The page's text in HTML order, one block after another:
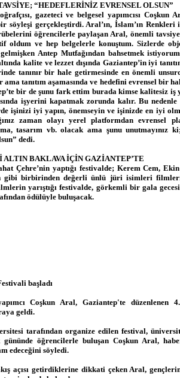
“HEDEFLERİNİZ EVRENSEL OLSUN”
gazeteci ve belgesel yapımcısı
söyleşi gerçekleştirdi. Aral’ın, İslam’ın
öğrencilerle paylaşan Aral, önemli
oldum ve hep belgelerle konuştum. Sizlerde
gelmişken Antep Mutfağından bahsetmek
kalite ve lezzet dışında Gaziantep’in iyi
tanınır bir hale getirmesinde en önemli
ama tanıtım aşamasında ve hedefini evrensel bir
bir de şunu fark ettim burada kimse kalitesiz
işyerini kapatmak zorunda kalır. Bu
işinizi iyi yapın, önemseyin ve işinizde en iyi
zaman olayı yerel platformdan evrensel
tasarım vb. olacak ama şunu
dedi.
BAKLAVA İÇİN GAZİANTEP’TE
Çehre’nin yaptığı festivalde; Kerem Cem,
gibi birbirinden değerli ünlü jüri isimleri
yarıştığı festivalde, görkemli bir gala
ödülüyle buluşacak.
başladı
Coşkun Aral, Gaziantep'te düzenlenen
geldi.
tarafından organize edilen festival,
gününde öğrencilerle buluşan Coşkun Aral,
edeceğini söyledi.
açısı getirdiklerine dikkati çeken Aral,